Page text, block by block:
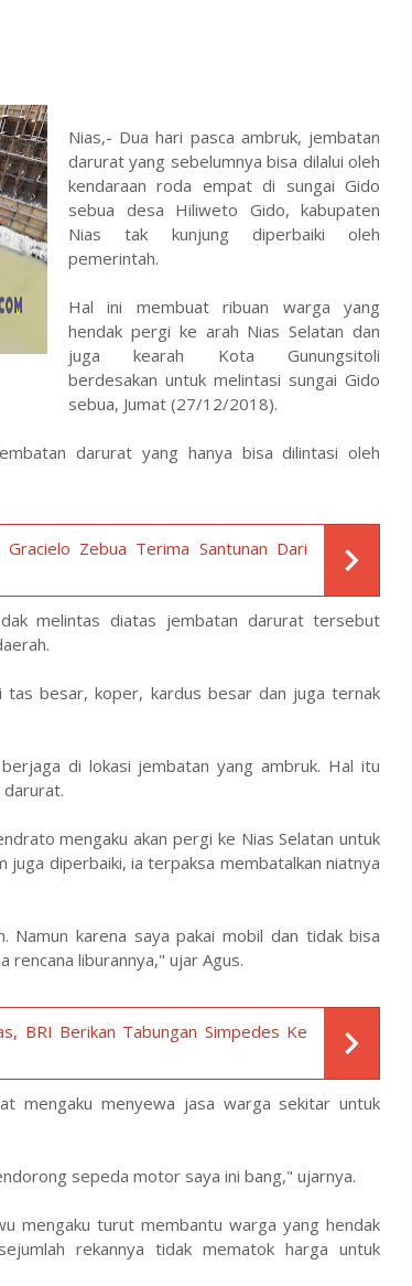
Nias,- Dua hari pasca ambruk, jembatan
darurat yang sebelumnya bisa dilalui oleh
kendaraan roda empat di sungai Gido
sebua desa Hiliweto Gido, kabupaten
Nias tak kunjung diperbaiki oleh
pemerintah.
Hal ini membuat ribuan warga yang
hendak pergi ke arah Nias Selatan dan
juga kearah Kota Gunungsitoli
berdesakan untuk melintasi sungai Gido
sebua, Jumat (27/12/2018).
darurat yang hanya bisa dilintasi oleh
Zebua Terima Santunan Dari
melintas diatas jembatan darurat tersebut
besar, koper, kardus besar dan juga ternak
di lokasi jembatan yang ambruk. Hal itu
mengaku akan pergi ke Nias Selatan untuk
diperbaiki, ia terpaksa membatalkan niatnya
Namun karena saya pakai mobil dan tidak bisa
rencana liburannya," ujar Agus.
BRI Berikan Tabungan Simpedes Ke
mengaku menyewa jasa warga sekitar untuk
sepeda motor saya ini bang," ujarnya.
mengaku turut membantu warga yang hendak
rekannya tidak mematok harga untuk